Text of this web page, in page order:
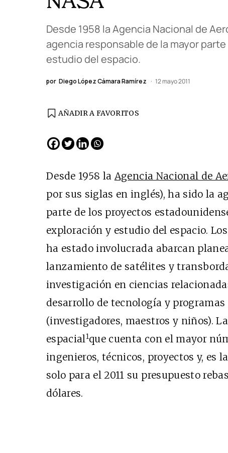
Desde 1958 la Agencia Nacional de
agencia responsable de la mayor
estudio del espacio.
por Diego López Cámara Ramírez 12 mayo 2011
AÑADIR A FAVORITOS
Desde 1958 la Agencia Nacional de
por sus siglas en inglés), ha sido la
parte de los proyectos
exploración y estudio del espacio.
ha estado involucrada abarcan
lanzamiento de satélites y
investigación en ciencias
desarrollo de tecnología y
(investigadores, maestros y niños).
espacial1que cuenta con el mayor
ingenieros, técnicos, proyectos y, es
solo para el 2011 su presupuesto
dólares.